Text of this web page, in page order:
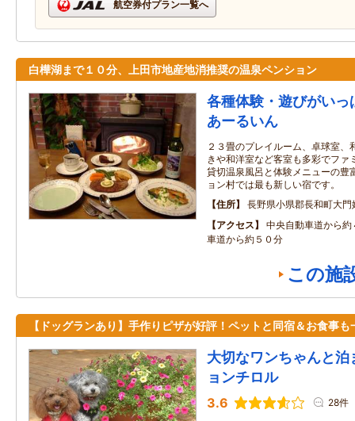
航空券付プラン一覧へ
白樺湖まで１０分、上田市地産地消推奨の温泉ペンション
各種体験・遊びがい
あーるいん
２３畳のプレイルーム、卓球室、
きや和洋室など客室も多彩でファ
貸切温泉風呂と体験メニューの豊
ョン村では最も新しい宿です。
住所
長野県小県郡長和町大
アクセス
中央自動車道から
車道から約５０分
この施
【ドッグランあり】手作りピザが好評！ペットと同宿＆お食事も
大切なワンちゃんと
ョンチロル
3.6 28件